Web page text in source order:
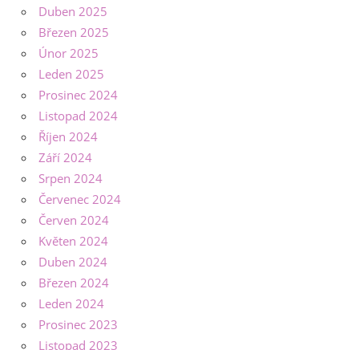
Duben 2025
Březen 2025
Únor 2025
Leden 2025
Prosinec 2024
Listopad 2024
Říjen 2024
Září 2024
Srpen 2024
Červenec 2024
Červen 2024
Květen 2024
Duben 2024
Březen 2024
Leden 2024
Prosinec 2023
Listopad 2023